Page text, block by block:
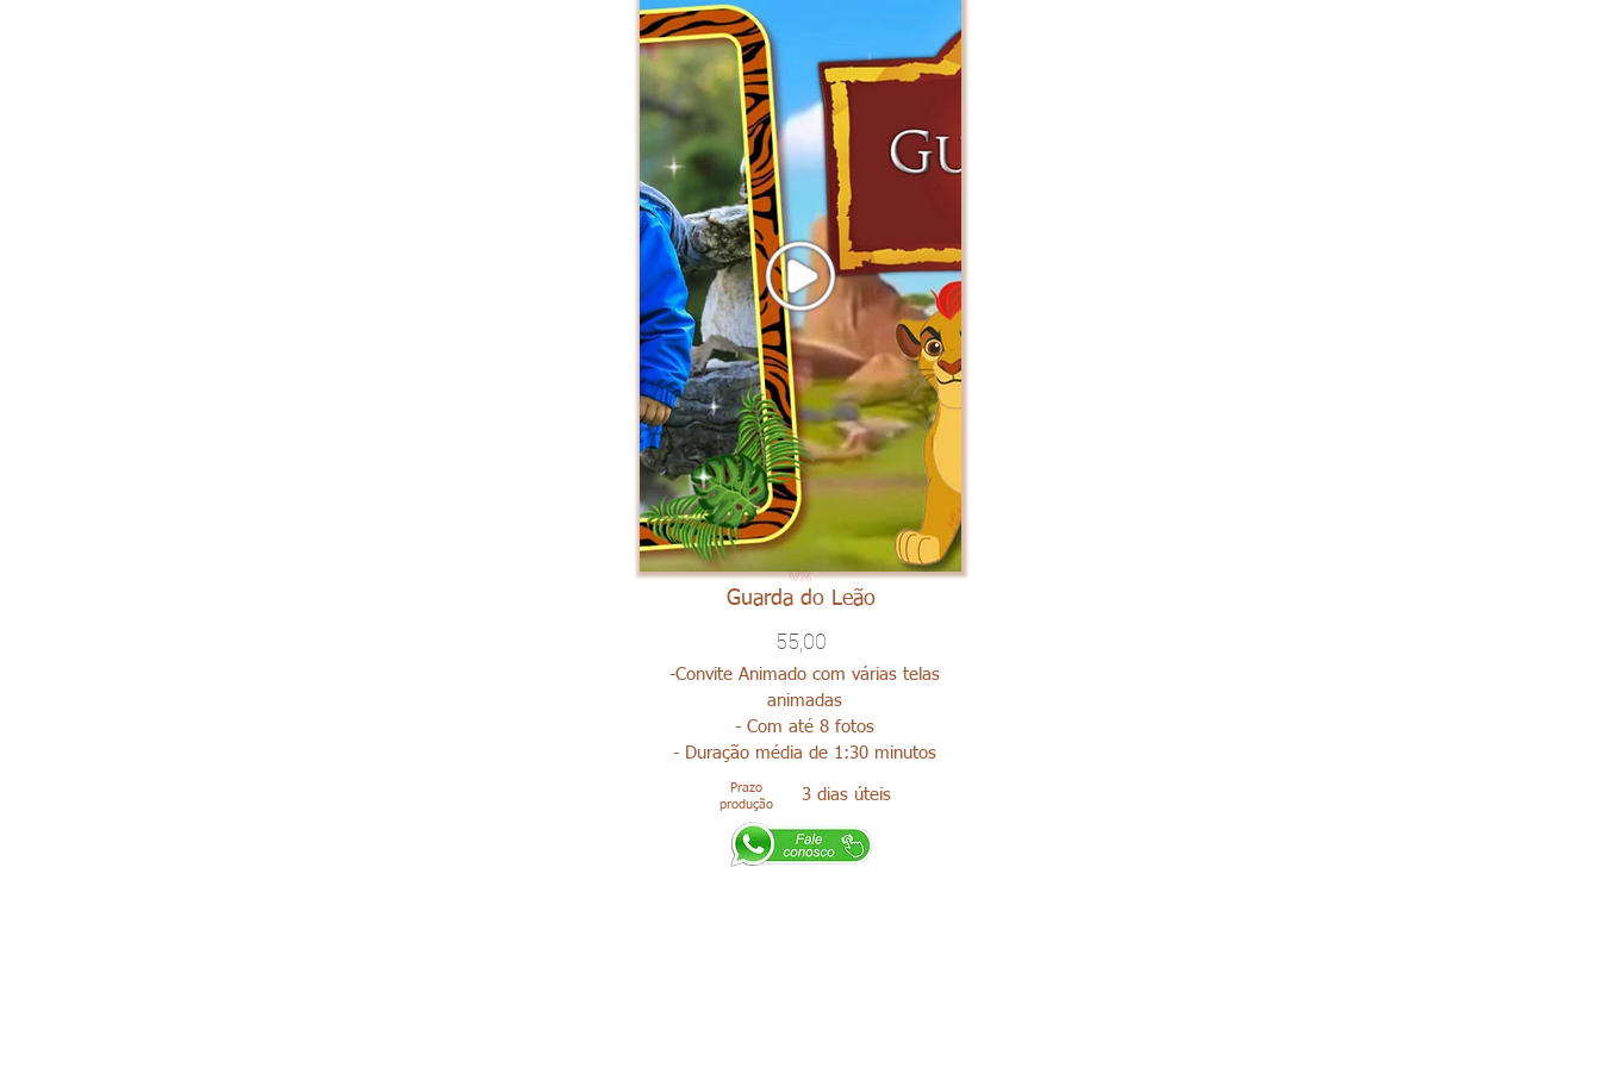
Guarda do Leão
55,00
-Convite Animado com várias telas
animadas
- Com até 8 fotos
- Duração média de 1:30 minutos
Prazo
produção
3 dias úteis